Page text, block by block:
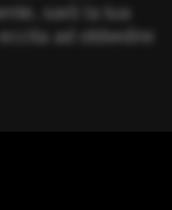
sarò la tua
ad obbedire